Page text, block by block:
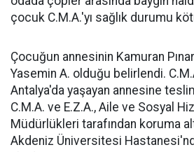
çocuk C.M.A.'yı sağlık durumu
Çocuğun annesinin Kamuran Pınar
Yasemin A. olduğu belirlendi.
Antalya'da yaşayan annesine
C.M.A. ve E.Z.A., Aile ve Sosyal
Müdürlükleri tarafından koruma
Akdeniz Üniversitesi